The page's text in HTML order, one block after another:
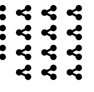
Alimentazione
AmbienteBambini
Cancro ControlloEconomia
FarmaciMassoneriaNWO
Salute Storia